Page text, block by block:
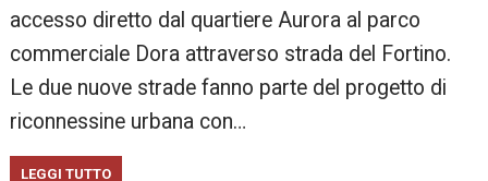
accesso diretto dal quartiere Aurora al parco
commerciale Dora attraverso strada del Fortino.
Le due nuove strade fanno parte del progetto di
riconnessine urbana con…
LEGGI TUTTO